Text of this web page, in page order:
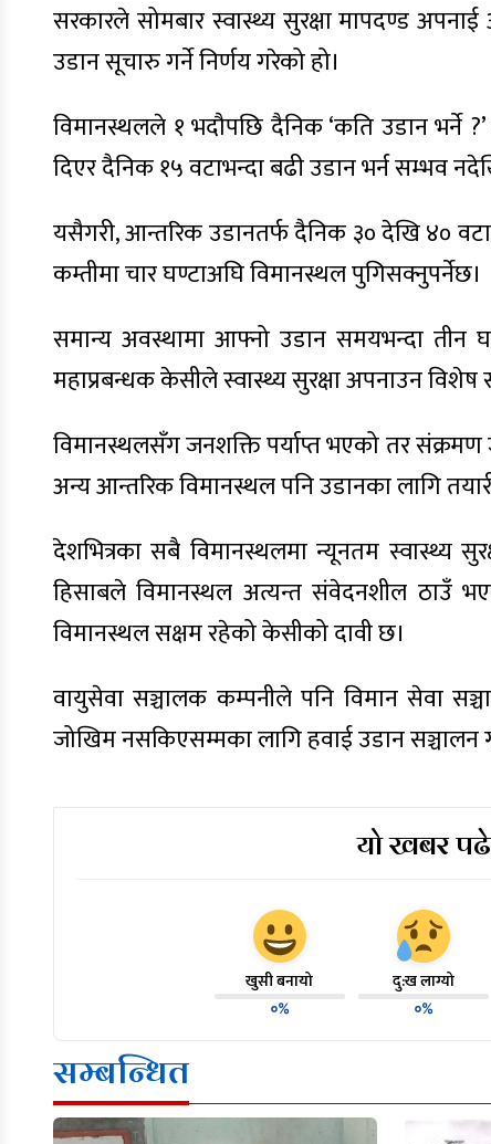
सरकारले सोमबार स्वास्थ्य सुरक्षा मापदण्ड
उडान सूचारु गर्ने निर्णय गरेको हो।
विमानस्थलले १ भदौपछि दैनिक ‘कति उडान भर्ने
दिएर दैनिक १५ वटाभन्दा बढी उडान भर्न सम्भव
यसैगरी, आन्तरिक उडानतर्फ दैनिक ३० देखि ४०
कम्तीमा चार घण्टाअघि विमानस्थल पुगिसक्नुपर्नेछ।
समान्य अवस्थामा आफ्नो उडान समयभन्दा तीन
महाप्रबन्धक केसीले स्वास्थ्य सुरक्षा अपनाउन विशेष
विमानस्थलसँग जनशक्ति पर्याप्त भएको तर संक्रमण
अन्य आन्तरिक विमानस्थल पनि उडानका लागि
देशभित्रका सबै विमानस्थलमा न्यूनतम स्वास्थ्य
हिसाबले विमानस्थल अत्यन्त संवेदनशील ठाउँ
विमानस्थल सक्षम रहेको केसीको दावी छ।
वायुसेवा सञ्चालक कम्पनीले पनि विमान सेवा
जोखिम नसकिएसम्मका लागि हवाई उडान सञ्चालन
यो खबर
खुसी बनायो
०%
दु:ख लाग्यो
०%
सम्बन्धित